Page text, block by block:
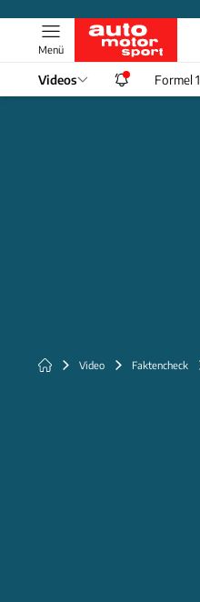
Menü
Videos Formel 1
Video Faktencheck